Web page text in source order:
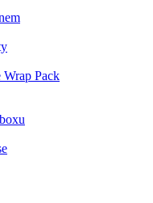
Wrap Pack